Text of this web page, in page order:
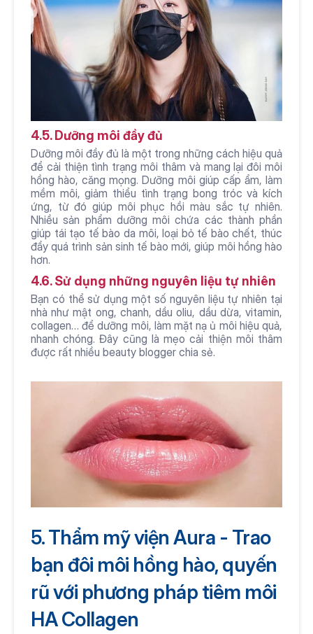
4.5. Dưỡng môi đầy đủ
Dưỡng môi đầy đủ là một trong những cách hiệu quả
để cải thiện tình trạng môi thâm và mang lại đôi môi
hồng hào, căng mọng. Dưỡng môi giúp cấp ẩm, làm
mềm môi, giảm thiểu tình trạng bong tróc và kích
ứng, từ đó giúp môi phục hồi màu sắc tự nhiên.
Nhiều sản phẩm dưỡng môi chứa các thành phần
giúp tái tạo tế bào da môi, loại bỏ tế bào chết, thúc
đẩy quá trình sản sinh tế bào mới, giúp môi hồng hào
hơn.
4.6. Sử dụng những nguyên liệu tự nhiên
Bạn có thể sử dụng một số nguyên liệu tự nhiên tại
nhà như mật ong, chanh, dầu oliu, dầu dừa, vitamin,
collagen… để dưỡng môi, làm mặt nạ ủ môi hiệu quả,
nhanh chóng. Đây cũng là mẹo cải thiện môi thâm
được rất nhiều beauty blogger chia sẻ.
5. Thẩm mỹ viện Aura - Trao
bạn đôi môi hồng hào, quyến
rũ với phương pháp tiêm môi
HA Collagen